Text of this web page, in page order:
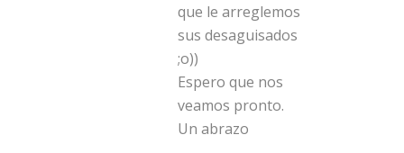
que le arreglemos
sus desaguisados
;o))
Espero que nos
veamos pronto.
Un abrazo